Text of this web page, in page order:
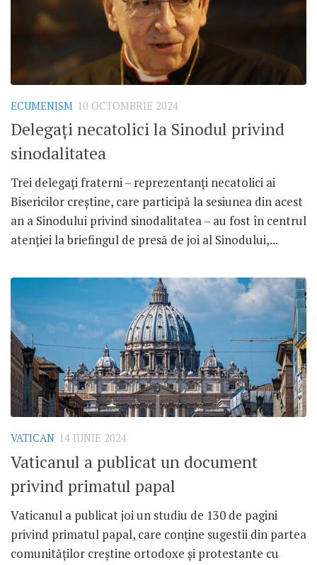
ECUMENISM 10 OCTOMBRIE 2024
Delegați necatolici la Sinodul privind
sinodalitatea
Trei delegați fraterni – reprezentanți necatolici ai
Bisericilor creștine, care participă la sesiunea din acest
an a Sinodului privind sinodalitatea – au fost în centrul
atenției la briefingul de presă de joi al Sinodului,...
VATICAN 14 IUNIE 2024
Vaticanul a publicat un document
privind primatul papal
Vaticanul a publicat joi un studiu de 130 de pagini
privind primatul papal, care conține sugestii din partea
comunităților creștine ortodoxe și protestante cu